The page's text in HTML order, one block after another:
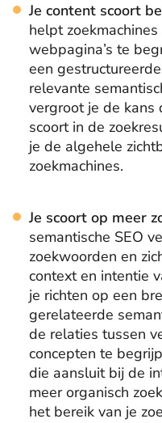
Je content scoort
helpt
webpagina’s te
een
relevante
vergroot je de
scoort in de
je de algehele
zoekmachines.
Je scoort op meer
semantische SEO
zoekwoorden en
context en intentie
je richten op een
gerelateerde
de relaties tussen
concepten te
die aansluit bij de
meer organisch
het bereik van je